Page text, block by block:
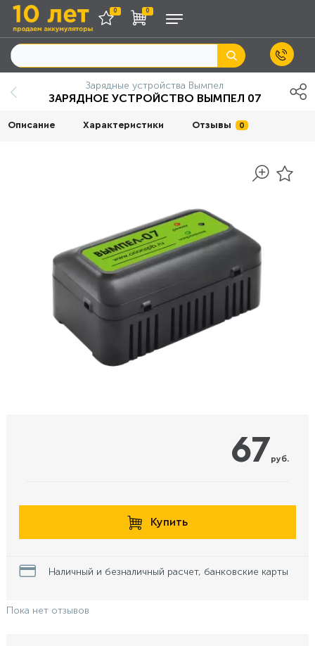
0 0
Зарядные устройства Вымпел
ЗАРЯДНОЕ УСТРОЙСТВО ВЫМПЕЛ 07
Описание Характеристики Отзывы 0
67руб.
Купить
Наличный и безналичный расчет, банковские карты
Пока нет отзывов